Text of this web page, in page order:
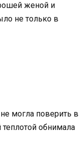
женой и
не только в
могла поверить в
обнимала